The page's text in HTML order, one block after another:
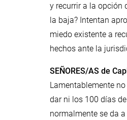
y recurrir a la opción
la baja? Intentan
miedo existente a
hechos ante la
SEÑORES/AS de
Lamentablemente
dar ni los 100 días
normalmente se da